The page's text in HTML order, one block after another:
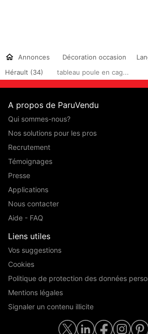
Annonces Décoration occasion
Hérault (34)
tableau poule en cag...
A propos de ParuVendu
Qui sommes-nous?
Nos solutions pour les pros
Recrutement
Témoignages
Presse
Applications
Nous contacter
Aide - FAQ
Liens utiles
Vos suggestions
Cookies
Politique de protection des données
Mentions légales
Signaler un contenu illicite